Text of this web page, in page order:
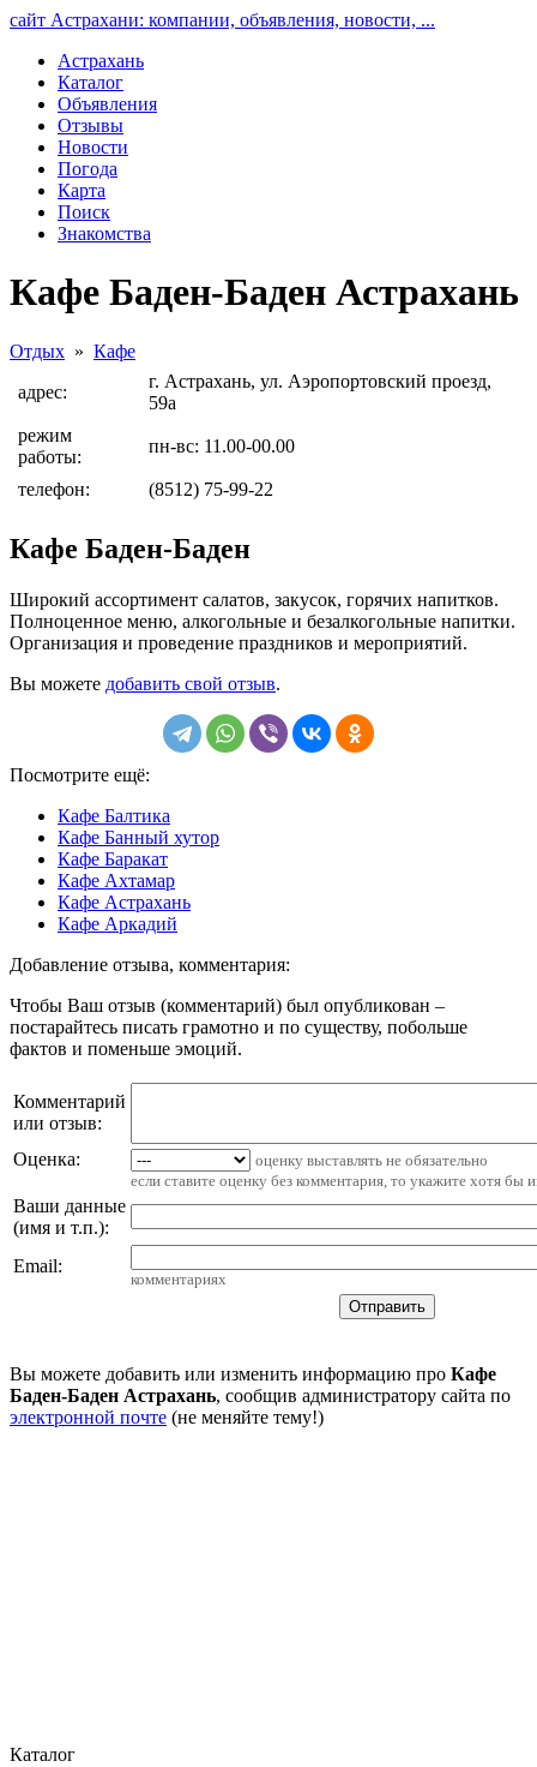
сайт Астрахани: компании, объявления, новости, ...
Астрахань
Каталог
Объявления
Отзывы
Новости
Погода
Карта
Поиск
Знакомства
Кафе Баден-Баден Астрахань
Отдых » Кафе
адрес:
г. Астрахань, ул. Аэропортовский проезд,
59а
режим
работы:
пн-вс: 11.00-00.00
телефон: (8512) 75-99-22
Кафе Баден-Баден
Широкий ассортимент салатов, закусок, горячих напитков.
Полноценное меню, алкогольные и безалкогольные напитки.
Организация и проведение праздников и мероприятий.
Вы можете добавить свой отзыв.
Посмотрите ещё:
Кафе Балтика
Кафе Банный хутор
Кафе Баракат
Кафе Ахтамар
Кафе Астрахань
Кафе Аркадий
Добавление отзыва, комментария:
Чтобы Ваш отзыв (комментарий) был опубликован –
постарайтесь писать грамотно и по существу, побольше
фактов и поменьше эмоций.
Комментарий
или отзыв:
Оценка:
оценку выставлять не обязательно
если ставите оценку без комментария, то укажите хотя бы
Ваши данные
(имя и т.п.):
Email:
комментариях
Вы можете добавить или изменить информацию про Кафе
Баден-Баден Астрахань, сообщив администратору сайта по
электронной почте (не меняйте тему!)
Каталог